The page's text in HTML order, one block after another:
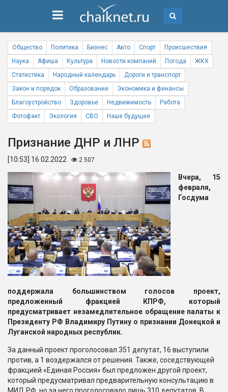
Общество Политика Бизнес Авто Спорт
Происшествия
Наука
Афиша Культура Новости компаний Погода
ЖКХ
Статистика
Народный календарь
Дороги и транспорт
Закон и порядок
Образование
Экономика и финансы
Благоустройство
Здоровье Недвижимость
Работа
Фотофакт
Экология СВО Наше будущее
Признание ДНР и ЛНР
[10:53] 16.02.2022 2 507
Вчера, 15
февраля,
Госдума
поддержала большинством голосов проект,
предложенный фракцией КПРФ, который
предусматривает незамедлительное обращение палаты к
Президенту РФ Владимиру Путину о признании Донецкой и
Луганской народных республик.
За данный проект проголосовал 351 депутат, 16 выступили
против, а 1 воздержался от решения. Также, соседствующей
фракцией «Единая Россия» был предложен другой проект,
который предусматривал предварительную консультацию в